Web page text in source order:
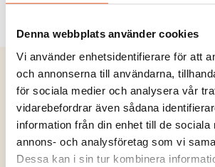
Denna webbplats använder cookies
Vi använder enhetsidentifierare för att
och annonserna till användarna,
för sociala medier och analysera vår
vidarebefordrar även sådana
information från din enhet till de sociala
annons- och analysföretag som vi
Dessa kan i sin tur kombinera